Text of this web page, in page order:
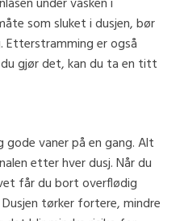
under vasken i
som sluket i dusjen, bør
Etterstramming er også
gjør det, kan du ta en titt
gode vaner på en gang. Alt
etter hver dusj. Når du
får du bort overflødig
tørker fortere, mindre